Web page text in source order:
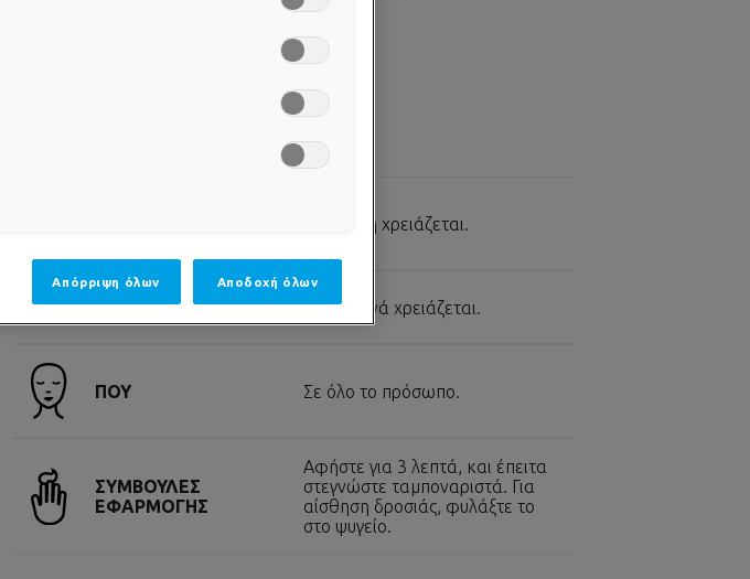
Τόση όση χρειάζεται.
ΠΟΤΕ Όσο συχνά χρειάζεται.
ΠΟΥ Σε όλο το πρόσωπο.
ΣΥΜΒΟΥΛΕΣ
ΕΦΑΡΜΟΓΗΣ
Αφήστε για 3 λεπτά, και έπειτα
στεγνώστε ταμποναριστά. Για
αίσθηση δροσιάς, φυλάξτε το
στο ψυγείο.
Απόρριψη όλων Αποδοχή όλων